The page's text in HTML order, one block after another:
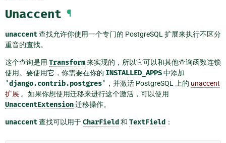
Unaccent ¶
unaccent查找允许你使用一个专门的 PostgreSQL 扩展来执行不区分
重音的查找。
这个查询是用 Transform来实现的，所以它可以和其他查询函数连锁
使用。要使用它，你需要在你的 INSTALLED_APPS中添加
'django.contrib.postgres' ，并激活 PostgreSQL 上的 unaccent
扩展 。如果你想使用迁移来进行这个激活，可以使用
UnaccentExtension迁移操作。
unaccent查找可以用于CharField 和 TextField ：